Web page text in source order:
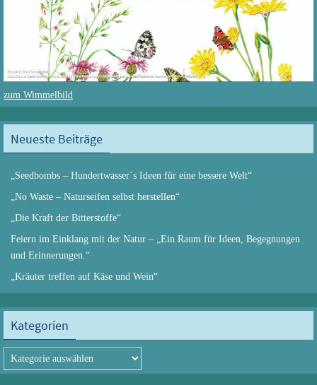
zum Wimmelbild
Neueste Beiträge
„Seedbombs – Hundertwasser´s Ideen für eine bessere Welt“
„No Waste – Naturseifen selbst herstellen“
„Die Kraft der Bitterstoffe“
Feiern im Einklang mit der Natur – „Ein Raum für Ideen, Begegnungen
und Erinnerungen.“
„Kräuter treffen auf Käse und Wein“
Kategorien
Kategorien